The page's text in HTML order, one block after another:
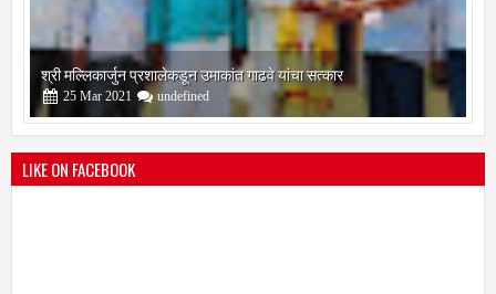
भारतीय जनता पक्ष चिटणीसपदी उमाकांत गाढवे यांची निवड
19 Mar 2021 undefined
LIKE ON FACEBOOK